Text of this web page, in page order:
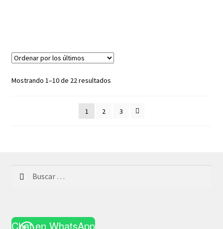
Mostrando 1–10 de 22 resultadosOrdenado
últimos
1 2 3
Chat en WhatsApp